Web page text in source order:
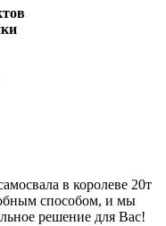
в королеве 20т
способом, и мы
решение для Вас!